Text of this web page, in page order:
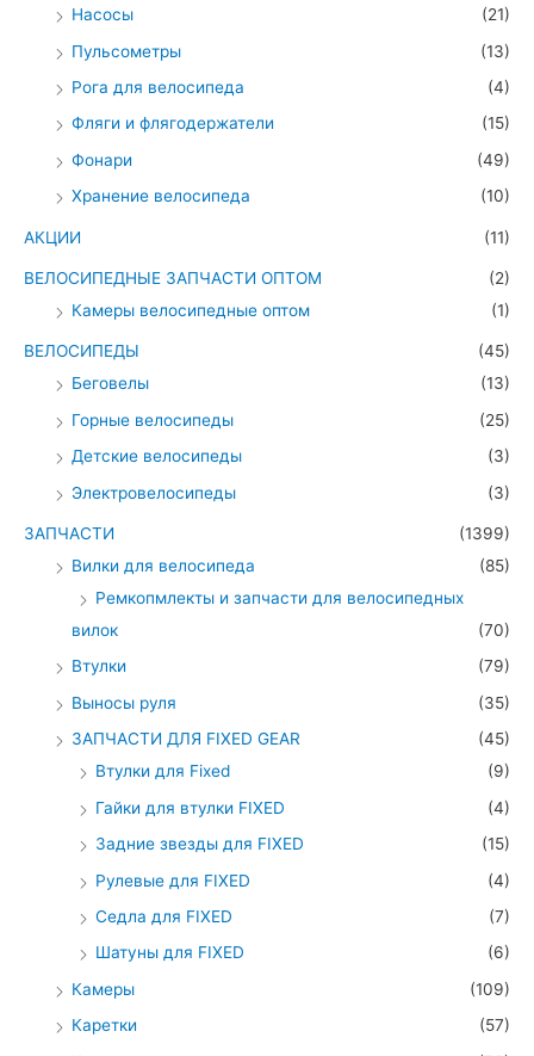
Насосы
(21)
Пульсометры
(13)
Рога для велосипеда
(4)
Фляги и флягодержатели
(15)
Фонари
(49)
Хранение велосипеда
(10)
АКЦИИ (11)
ВЕЛОСИПЕДНЫЕ ЗАПЧАСТИ ОПТОМ
(2)
Камеры велосипедные оптом
(1)
ВЕЛОСИПЕДЫ
(45)
Беговелы
(13)
Горные велосипеды
(25)
Детские велосипеды
(3)
Электровелосипеды
(3)
ЗАПЧАСТИ
(1399)
Вилки для велосипеда
(85)
Ремкопмлекты и запчасти для велосипедных
вилок
(70)
Втулки
(79)
Выносы руля
(35)
ЗАПЧАСТИ ДЛЯ FIXED GEAR
(45)
Втулки для Fixed
(9)
Гайки для втулки FIXED
(4)
Задние звезды для FIXED
(15)
Рулевые для FIXED
(4)
Седла для FIXED
(7)
Шатуны для FIXED
(6)
Камеры
(109)
Каретки
(57)